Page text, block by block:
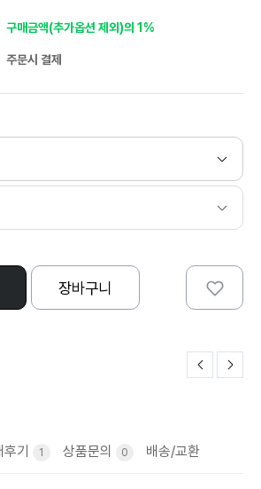
구매금액(추가옵션 제외)의 1%
주문시 결제
장바구니
기 1 상품문의 0 배송/교환